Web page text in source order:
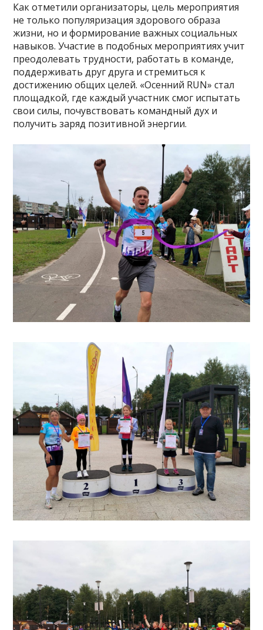
Как отметили организаторы, цель мероприятия
не только популяризация здорового образа
жизни, но и формирование важных социальных
навыков. Участие в подобных мероприятиях учит
преодолевать трудности, работать в команде,
поддерживать друг друга и стремиться к
достижению общих целей. «Осенний RUN» стал
площадкой, где каждый участник смог испытать
свои силы, почувствовать командный дух и
получить заряд позитивной энергии.